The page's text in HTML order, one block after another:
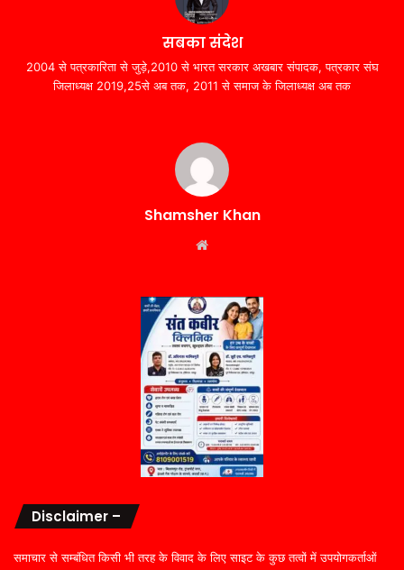
सबका संदेश
2004 से पत्रकारिता से जुड़े,2010 से भारत सरकार अखबार संपादक, पत्रकार संघ
जिलाध्यक्ष 2019,25से अब तक, 2011 से समाज के जिलाध्यक्ष अब तक
Shamsher Khan
Disclaimer –
समाचार से सम्बंधित किसी भी तरह के विवाद के लिए साइट के कुछ तत्वों में उपयोगकर्ताओं